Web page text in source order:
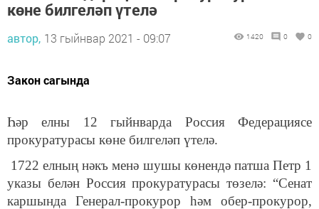
көне билгеләп үтелә
автор, 13 гыйнвар 2021 - 09:07 1420 0 0
Закон сагында
Һәр елны 12 гыйнварда Россия Федерациясе
прокуратурасы көне билгеләп үтелә.
1722 елның нәкъ менә шушы көнендә патша Петр 1
указы белән Россия прокуратурасы төзелә: “Сенат
каршында Генерал-прокурор һәм обер-прокурор,